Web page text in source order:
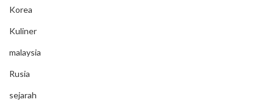
Korea
Kuliner
malaysia
Rusia
sejarah